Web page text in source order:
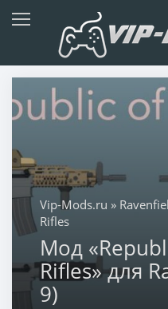
Vip-Mods.ru »
Rifles
Мод
Rifles» для
9)